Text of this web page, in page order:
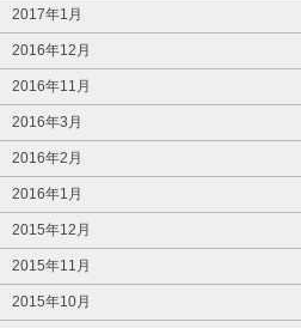
2017年1月
2016年12月
2016年11月
2016年3月
2016年2月
2016年1月
2015年12月
2015年11月
2015年10月